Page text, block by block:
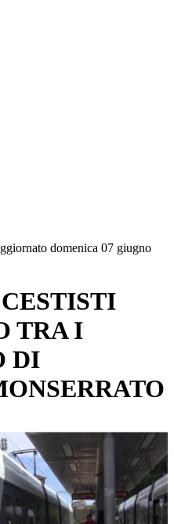
domenica 07 giugno
TRA I
DI